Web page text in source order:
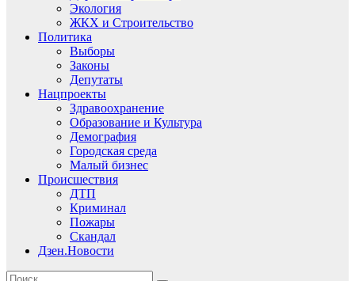
Экология
ЖКХ и Строительство
Политика
Выборы
Законы
Депутаты
Нацпроекты
Здравоохранение
Образование и Культура
Демография
Городская среда
Малый бизнес
Происшествия
ДТП
Криминал
Пожары
Скандал
Дзен.Новости